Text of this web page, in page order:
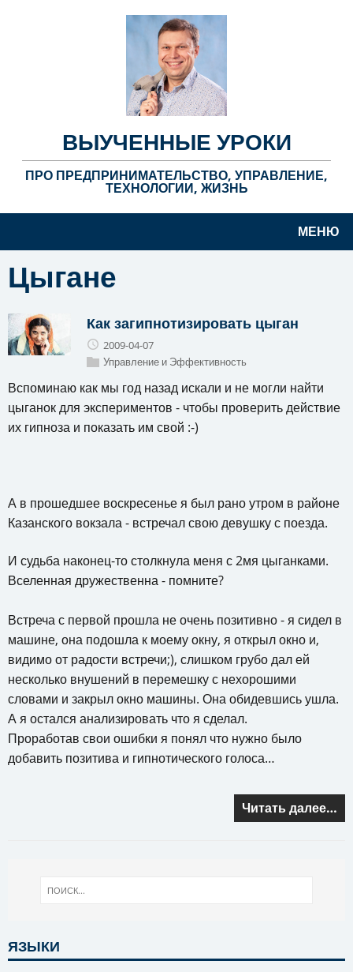
ВЫУЧЕННЫЕ УРОКИ
ПРО ПРЕДПРИНИМАТЕЛЬСТВО, УПРАВЛЕНИЕ,
ТЕХНОЛОГИИ, ЖИЗНЬ
МЕНЮ
Цыгане
Как загипнотизировать цыган
2009-04-07
Управление и Эффективность
Вспоминаю как мы год назад искали и не могли найти
цыганок для экспериментов - чтобы проверить действие
их гипноза и показать им свой :-)
А в прошедшее воскресенье я был рано утром в районе
Казанского вокзала - встречал свою девушку с поезда.
И судьба наконец-то столкнула меня с 2мя цыганками.
Вселенная дружественна - помните?
Встреча с первой прошла не очень позитивно - я сидел в
машине, она подошла к моему окну, я открыл окно и,
видимо от радости встречи;), слишком грубо дал ей
несколько внушений в перемешку с нехорошими
словами и закрыл окно машины. Она обидевшись ушла.
А я остался анализировать что я сделал.
Проработав свои ошибки я понял что нужно было
добавить позитива и гипнотического голоса…
Читать далее…
ЯЗЫКИ